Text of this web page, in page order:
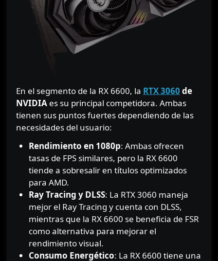
En el segmento de la RX 6600, la RTX 3060 de
NVIDIAes su principal competidora. Ambas
tienen sus puntos fuertes dependiendo de las
necesidades del usuario:
Rendimiento en 1080p: Ambas ofrecen
tasas de FPS similares, pero la RX 6600
tiende a sobresalir en títulos optimizados
para AMD.
Ray Tracing y DLSS: La RTX 3060 maneja
mejor el Ray Tracing y cuenta con DLSS,
mientras que la RX 6600 se beneficia de FSR
como alternativa para mejorar el
rendimiento visual.
Consumo Energético: La RX 6600 tiene una